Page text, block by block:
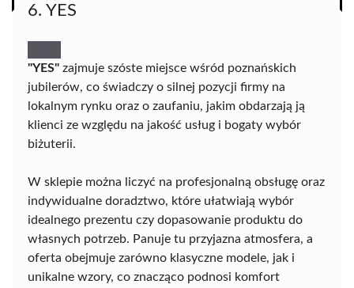
6. YES
"YES" zajmuje szóste miejsce wśród poznańskich
jubilerów, co świadczy o silnej pozycji firmy na
lokalnym rynku oraz o zaufaniu, jakim obdarzają ją
klienci ze względu na jakość usług i bogaty wybór
biżuterii.
W sklepie można liczyć na profesjonalną obsługę oraz
indywidualne doradztwo, które ułatwiają wybór
idealnego prezentu czy dopasowanie produktu do
własnych potrzeb. Panuje tu przyjazna atmosfera, a
oferta obejmuje zarówno klasyczne modele, jak i
unikalne wzory, co znacząco podnosi komfort